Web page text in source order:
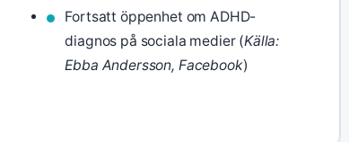
Fortsatt öppenhet om ADHD-
diagnos på sociala medier (Källa:
Ebba Andersson, Facebook)